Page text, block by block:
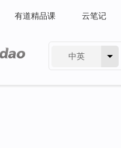
有道精品课 云笔记
中英